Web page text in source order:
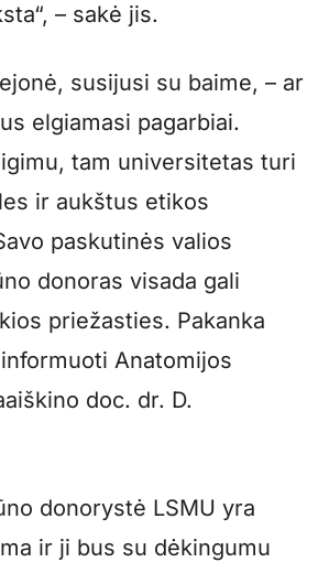
– sakė jis.
susijusi su baime, – ar
elgiamasi pagarbiai.
tam universitetas turi
ir aukštus etikos
paskutinės valios
donoras visada gali
priežasties. Pakanka
Anatomijos
doc. dr. D.
donorystė LSMU yra
ir ji bus su dėkingumu